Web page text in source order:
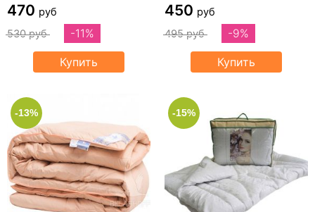
470 руб
530 руб
-11%
Купить
450 руб
495 руб
-9%
Купить
-13% -15%